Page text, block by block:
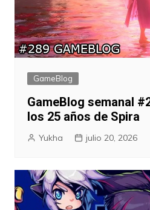
GameBlog
GameBlog semanal
los 25 años de Spira
Yukha julio 20, 2026